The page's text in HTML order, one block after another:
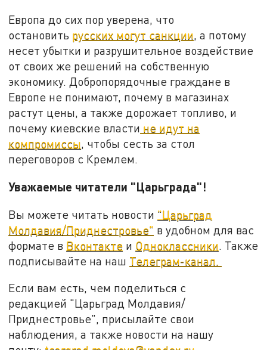
Европа до сих пор уверена, что
остановить русских могут санкции, а потому
несет убытки и разрушительное воздействие
от своих же решений на собственную
экономику. Добропорядочные граждане в
Европе не понимают, почему в магазинах
растут цены, а также дорожает топливо, и
почему киевские власти не идут на
компромиссы, чтобы сесть за стол
переговоров с Кремлем.
Уважаемые читатели "Царьграда"!
Вы можете читать новости "Царьград
Молдавия/Приднестровье" в удобном для вас
формате в Вконтакте и Одноклассники . Также
подписывайте на наш Телеграм-канал.
Если вам есть, чем поделиться с
редакцией "Царьград Молдавия/
Приднестровье", присылайте свои
наблюдения, а также новости на нашу